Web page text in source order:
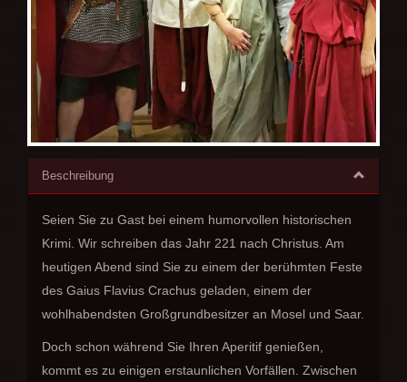
Beschreibung
Seien Sie zu Gast bei einem humorvollen historischen
Krimi. Wir schreiben das Jahr 221 nach Christus. Am
heutigen Abend sind Sie zu einem der berühmten Feste
des Gaius Flavius Crachus geladen, einem der
wohlhabendsten Großgrundbesitzer an Mosel und Saar.
Doch schon während Sie Ihren Aperitif genießen,
kommt es zu einigen erstaunlichen Vorfällen. Zwischen